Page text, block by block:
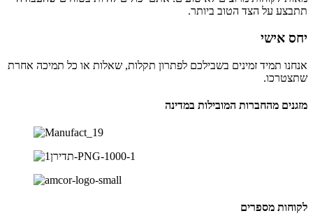
תתבצע על הצד הטוב ביותר.
יחס אישי
אנחנו תמיד זמינים בשבילכם לפתרון תקלות, שאלות או כל תמיכה אחרת
שתצטרכו.
מזגנים מהחברות המובילות במדינה
לקוחות מספרים